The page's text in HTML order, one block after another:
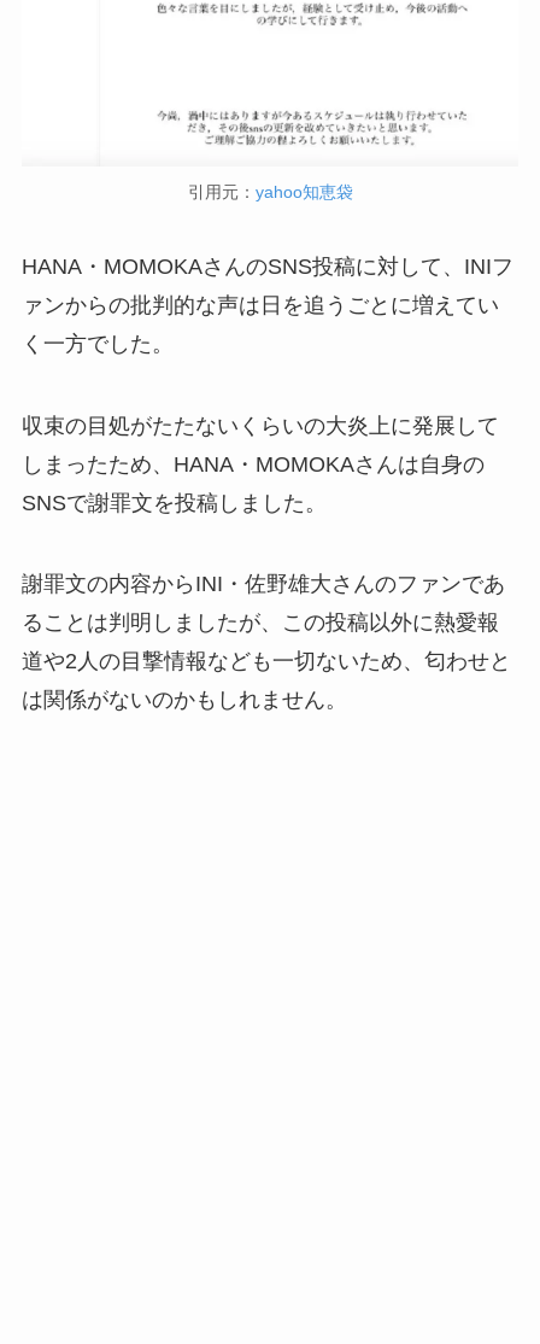
引用元： yahoo知恵袋
HANA・MOMOKAさんのSNS投稿に対して、INIフ
ァンからの批判的な声は日を追うごとに増えてい
く一方でした。
収束の目処がたたないくらいの大炎上に発展して
しまったため、HANA・MOMOKAさんは自身の
SNSで謝罪文を投稿しました。
謝罪文の内容からINI・佐野雄大さんのファンであ
ることは判明しましたが、この投稿以外に熱愛報
道や2人の目撃情報なども一切ないため、匂わせと
は関係がないのかもしれません。